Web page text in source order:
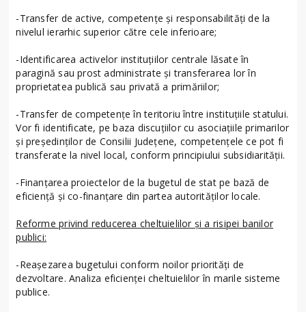
-Transfer de active, competențe și responsabilități de la
nivelul ierarhic superior către cele inferioare;
-Identificarea activelor instituțiilor centrale lăsate în
paragină sau prost administrate și transferarea lor în
proprietatea publică sau privată a primăriilor;
-Transfer de competențe în teritoriu între instituțiile statului.
Vor fi identificate, pe baza discuțiilor cu asociațiile primarilor
și președinților de Consilii Județene, competențele ce pot fi
transferate la nivel local, conform principiului subsidiarității.
-Finanțarea proiectelor de la bugetul de stat pe bază de
eficiență și co-finanțare din partea autorităților locale.
Reforme privind reducerea cheltuielilor și a risipei banilor
publici:
-Reașezarea bugetului conform noilor priorități de
dezvoltare. Analiza eficienței cheltuielilor în marile sisteme
publice.